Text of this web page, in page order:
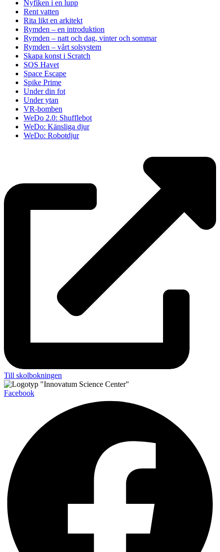
Nyfiken i en lupp
Rent vatten
Rita likt en arkitekt
Rymden – en introduktion
Rymden – natt och dag, vinter och sommar
Rymden – vårt solsystem
Skapa konst i Scratch
SOS Havet
Space Escape
Spike Prime
Under din fot
Under ytan
VR-bomben
WeDo 2.0: Shufflebot
WeDo: Känsliga djur
WeDo: Robotdjur
Till skolbokningen
Facebook